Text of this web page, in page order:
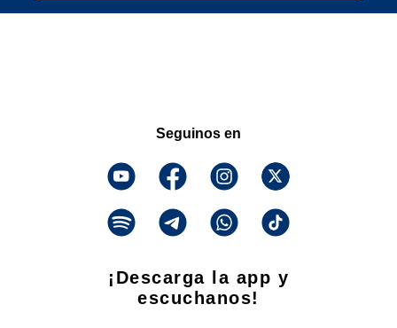
Seguinos en
¡Descarga la app y
escuchanos!